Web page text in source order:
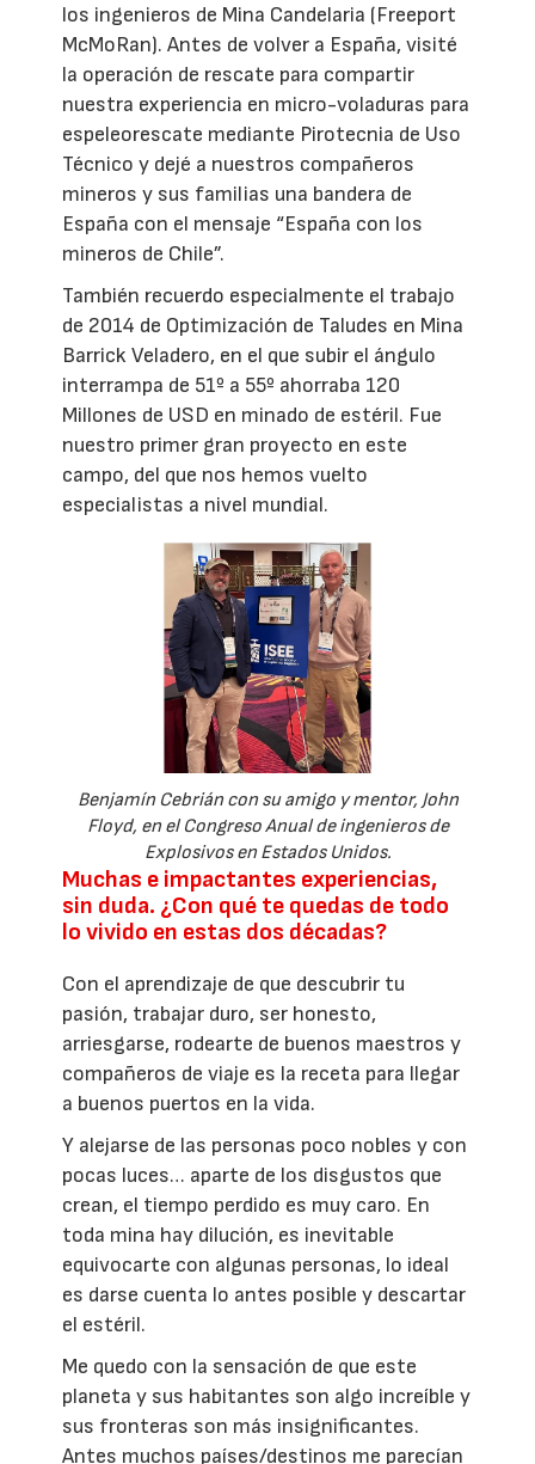
los ingenieros de Mina Candelaria (Freeport
McMoRan). Antes de volver a España, visité
la operación de rescate para compartir
nuestra experiencia en micro-voladuras para
espeleorescate mediante Pirotecnia de Uso
Técnico y dejé a nuestros compañeros
mineros y sus familias una bandera de
España con el mensaje “España con los
mineros de Chile”.
También recuerdo especialmente el trabajo
de 2014 de Optimización de Taludes en Mina
Barrick Veladero, en el que subir el ángulo
interrampa de 51º a 55º ahorraba 120
Millones de USD en minado de estéril. Fue
nuestro primer gran proyecto en este
campo, del que nos hemos vuelto
especialistas a nivel mundial.
Benjamín Cebrián con su amigo y mentor, John
Floyd, en el Congreso Anual de ingenieros de
Explosivos en Estados Unidos.
Muchas e impactantes experiencias,
sin duda. ¿Con qué te quedas de todo
lo vivido en estas dos décadas?
Con el aprendizaje de que descubrir tu
pasión, trabajar duro, ser honesto,
arriesgarse, rodearte de buenos maestros y
compañeros de viaje es la receta para llegar
a buenos puertos en la vida.
Y alejarse de las personas poco nobles y con
pocas luces… aparte de los disgustos que
crean, el tiempo perdido es muy caro. En
toda mina hay dilución, es inevitable
equivocarte con algunas personas, lo ideal
es darse cuenta lo antes posible y descartar
el estéril.
Me quedo con la sensación de que este
planeta y sus habitantes son algo increíble y
sus fronteras son más insignificantes.
Antes muchos países/destinos me parecían